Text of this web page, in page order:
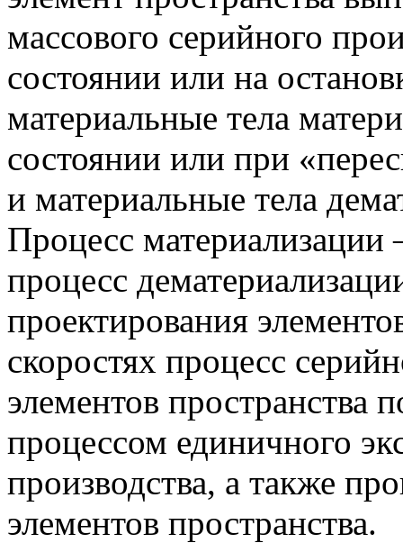
массового серийного
состоянии или на
материальные тела
состоянии или при
и материальные тела
Процесс материализации
процесс
проектирования
скоростях процесс
элементов пространства
процессом единичного
производства, а также
элементов пространства.